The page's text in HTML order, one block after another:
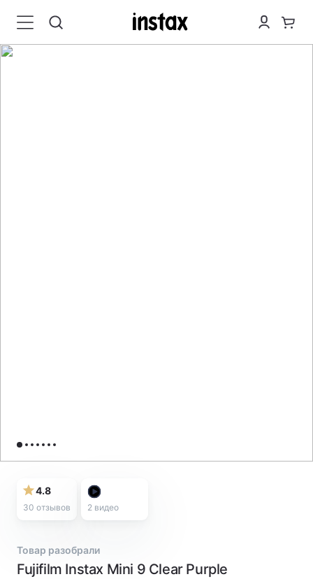
4.8
30 отзывов 2 видео
Товар разобрали
Fujifilm Instax Mini 9 Clear Purple